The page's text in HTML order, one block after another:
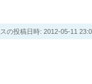
の投稿日時: 2012-05-11